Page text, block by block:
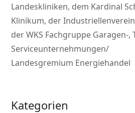
Landeskliniken, dem Kardinal
Klinikum, der
der WKS Fachgruppe Garagen-,
Serviceunternehmungen/
Landesgremium Energiehandel
Kategorien